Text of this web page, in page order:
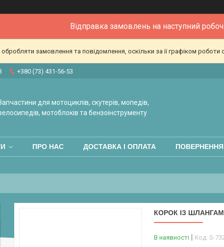
Відправка замовлень на наступний
замовлення та повідомлення, оскільки за її графіком
+380 (73) 431-56-53
для мотоциклів, скутерів, мопедів,
мотоблоків та бензоінструменту
ПРО НАС ДОСТАВКА І ОПЛАТА
КОРОК ІЗ
В наявності Код: S-